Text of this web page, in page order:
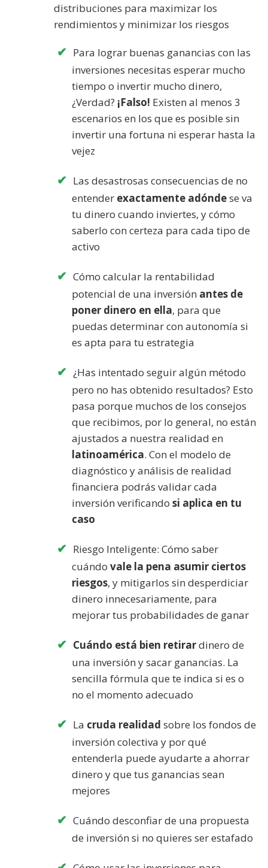
distribuciones para maximizar los
rendimientos y minimizar los riesgos
Para lograr buenas ganancias con las
inversiones necesitas esperar mucho
tiempo o invertir mucho dinero,
¿Verdad? ¡Falso! Existen al menos 3
escenarios en los que es posible sin
invertir una fortuna ni esperar hasta la
vejez
Las desastrosas consecuencias de no
entender exactamente adóndese va
tu dinero cuando inviertes, y cómo
saberlo con certeza para cada tipo de
activo
Cómo calcular la rentabilidad
potencial de una inversión antes de
poner dinero en ella, para que
puedas determinar con autonomía si
es apta para tu estrategia
¿Has intentado seguir algún método
pero no has obtenido resultados? Esto
pasa porque muchos de los consejos
que recibimos, por lo general, no están
ajustados a nuestra realidad en
latinoamérica. Con el modelo de
diagnóstico y análisis de realidad
financiera podrás validar cada
inversión verificando si aplica en tu
caso
Riesgo Inteligente: Cómo saber
cuándo vale la pena asumir ciertos
riesgos, y mitigarlos sin desperdiciar
dinero innecesariamente, para
mejorar tus probabilidades de ganar
Cuándo está bien retirardinero de
una inversión y sacar ganancias. La
sencilla fórmula que te indica si es o
no el momento adecuado
La cruda realidad sobre los fondos de
inversión colectiva y por qué
entenderla puede ayudarte a ahorrar
dinero y que tus ganancias sean
mejores
Cuándo desconfiar de una propuesta
de inversión si no quieres ser estafado